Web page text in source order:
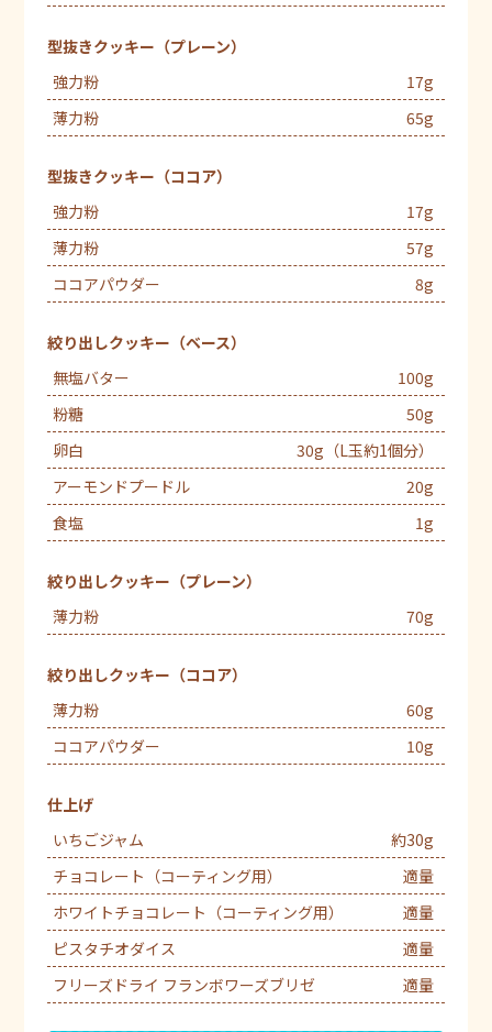
型抜きクッキー（プレーン）
強力粉
17g
薄力粉
65g
型抜きクッキー（ココア）
強力粉
17g
薄力粉
57g
ココアパウダー
8g
絞り出しクッキー（ベース）
無塩バター
100g
粉糖
50g
卵白
30g（L玉約1個分）
アーモンドプードル
20g
食塩
1g
絞り出しクッキー（プレーン）
薄力粉
70g
絞り出しクッキー（ココア）
薄力粉
60g
ココアパウダー
10g
仕上げ
いちごジャム
約30g
チョコレート（コーティング用）
適量
ホワイトチョコレート（コーティング用）
適量
ピスタチオダイス
適量
フリーズドライ フランボワーズブリゼ
適量